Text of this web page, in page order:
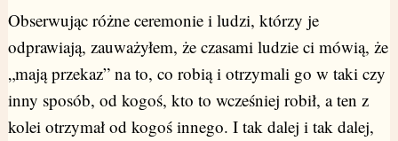
Obserwując różne ceremonie i ludzi, którzy je
odprawiają, zauważyłem, że czasami ludzie ci mówią, że
„mają przekaz” na to, co robią i otrzymali go w taki czy
inny sposób, od kogoś, kto to wcześniej robił, a ten z
kolei otrzymał od kogoś innego. I tak dalej i tak dalej,